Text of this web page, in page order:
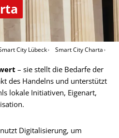
City Lübeck Smart City Charta
– sie stellt die Bedarfe der
des Handelns und unterstützt
lokale Initiativen, Eigenart,
Digitalisierung, um